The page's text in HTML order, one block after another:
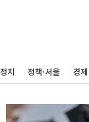
정치 정책·서울 경제